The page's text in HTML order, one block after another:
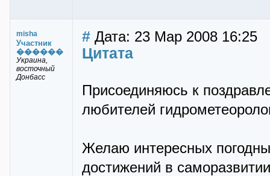
misha
Участник
������
Украина,
восточный
Донбасс
# Дата: 23 Мар 2008 16:25
Цитата
Присоединяюсь к
любителей
Желаю интересных
достижений в